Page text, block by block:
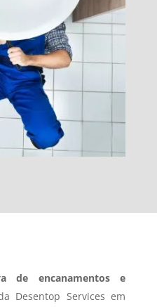
de encanamentos e
Desentop Services em